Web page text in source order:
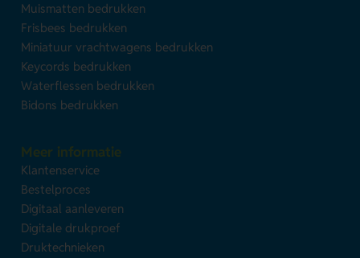
Muismatten bedrukken
Frisbees bedrukken
Miniatuur vrachtwagens bedrukken
Keycords bedrukken
Waterflessen bedrukken
Bidons bedrukken
Meer informatie
Klantenservice
Bestelproces
Digitaal aanleveren
Digitale drukproef
Druktechnieken